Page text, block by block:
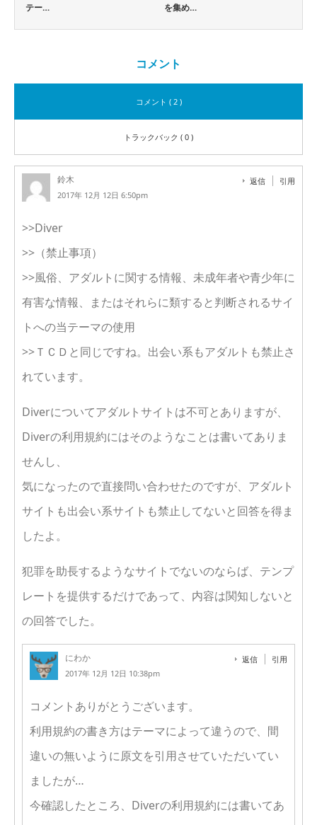
テー…
を集め…
コメント
コメント ( 2 )
トラックバック ( 0 )
鈴木
2017年 12月 12日 6:50pm
返信 引用
>>Diver
>>（禁止事項）
>>風俗、アダルトに関する情報、未成年者や青少年に
有害な情報、またはそれらに類すると判断されるサイ
トへの当テーマの使用
>>ＴＣＤと同じですね。出会い系もアダルトも禁止さ
れています。
Diverについてアダルトサイトは不可とありますが、
Diverの利用規約にはそのようなことは書いてありま
せんし、
気になったので直接問い合わせたのですが、アダルト
サイトも出会い系サイトも禁止してないと回答を得ま
したよ。
犯罪を助長するようなサイトでないのならば、テンプ
レートを提供するだけであって、内容は関知しないと
の回答でした。
にわか
2017年 12月 12日 10:38pm
返信 引用
コメントありがとうございます。
利用規約の書き方はテーマによって違うので、間
違いの無いように原文を引用させていただいてい
ましたが…
今確認したところ、Diverの利用規約には書いてあ